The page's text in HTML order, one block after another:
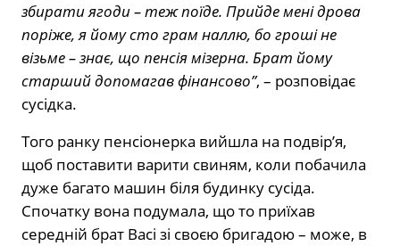
збирати ягоди – теж поїде. Прийде мені дрова
поріже, я йому сто грам наллю, бо гроші не
візьме – знає, що пенсія мізерна. Брат йому
старший допомагав фінансово”, – розповідає
сусідка.
Того ранку пенсіонерка вийшла на подвір’я,
щоб поставити варити свиням, коли побачила
дуже багато машин біля будинку сусіда.
Спочатку вона подумала, що то приїхав
середній брат Васі зі своєю бригадою – може, в